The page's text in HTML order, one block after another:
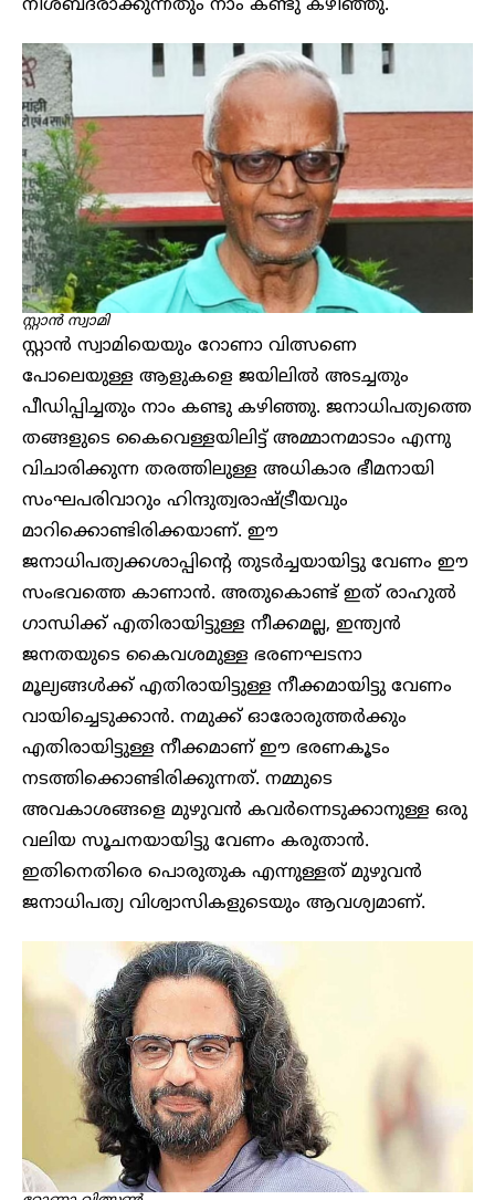
നിശബ്ദരാക്കുന്നതും നാം കണ്ടു കഴിഞ്ഞു.
സ്റ്റാൻ സ്വാമി
സ്റ്റാൻ സ്വാമിയെയും റോണാ വിത്സണെ
പോലെയുള്ള ആളുകളെ ​ജയിലിൽ അടച്ചതും
പീഡിപ്പിച്ചതും നാം കണ്ടു കഴിഞ്ഞു. ജനാധിപത്യത്തെ
തങ്ങളുടെ കൈവെള്ളയിലിട്ട് അമ്മാനമാടാം എന്നു
വിചാരിക്കുന്ന തരത്തിലുള്ള അധികാര ഭീമനായി
സംഘപരിവാറും ഹിന്ദുത്വരാഷ്ട്രീയവും
മാറിക്കൊണ്ടിരിക്കയാണ്. ഈ
ജനാധിപത്യക്കശാപ്പിന്റെ തുട‍ർച്ചയായിട്ടു വേണം ഈ
സംഭവത്തെ കാണാൻ. അതുകൊണ്ട് ഇത് രാഹുൽ ​
ഗാന്ധിക്ക് എതിരായിട്ടുള്ള നീക്കമല്ല, ഇന്ത്യൻ
ജനതയുടെ കൈവശമുള്ള ഭരണഘടനാ
മൂല്യങ്ങൾക്ക് എതിരായിട്ടുള്ള നീക്കമായിട്ടു വേണം
വായിച്ചെടുക്കാൻ. നമുക്ക് ഓരോരുത്ത‍ർക്കും
എതിരായിട്ടുള്ള നീക്കമാണ് ഈ ഭരണകൂടം
നടത്തിക്കൊണ്ടിരിക്കുന്നത്. നമ്മുടെ
അവകാശങ്ങളെ മുഴുവൻ കവ‍ർന്നെടുക്കാനുള്ള ഒരു
വലിയ സൂചനയായിട്ടു വേണം കരുതാൻ.
ഇതിനെതിരെ പൊരുതുക എന്നുള്ളത് മുഴുവൻ
ജനാധിപത്യ വിശ്വാസികളുടെയും ആവശ്യമാണ്.